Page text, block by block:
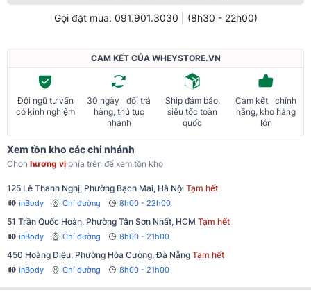
Gọi đặt mua: 091.901.3030 | (8h30 - 22h00)
CAM KẾT CỦA WHEYSTORE.VN
Đội ngũ tư vấn
có kinh nghiệm
30 ngày đổi trả
hàng, thủ tục
nhanh
Ship đảm bảo,
siêu tốc toàn
quốc
Cam kết chính
hãng, kho hàng
lớn
Xem tồn kho các chi nhánh
Chọn hương vị phía trên để xem tồn kho
125 Lê Thanh Nghị, Phường Bạch Mai, Hà Nội Tạm hết
inBody Chỉ đường 8h00 - 22h00
51 Trần Quốc Hoàn, Phường Tân Sơn Nhất, HCM Tạm hết
inBody Chỉ đường 8h00 - 21h00
450 Hoàng Diệu, Phường Hòa Cường, Đà Nẵng Tạm hết
inBody Chỉ đường 8h00 - 21h00